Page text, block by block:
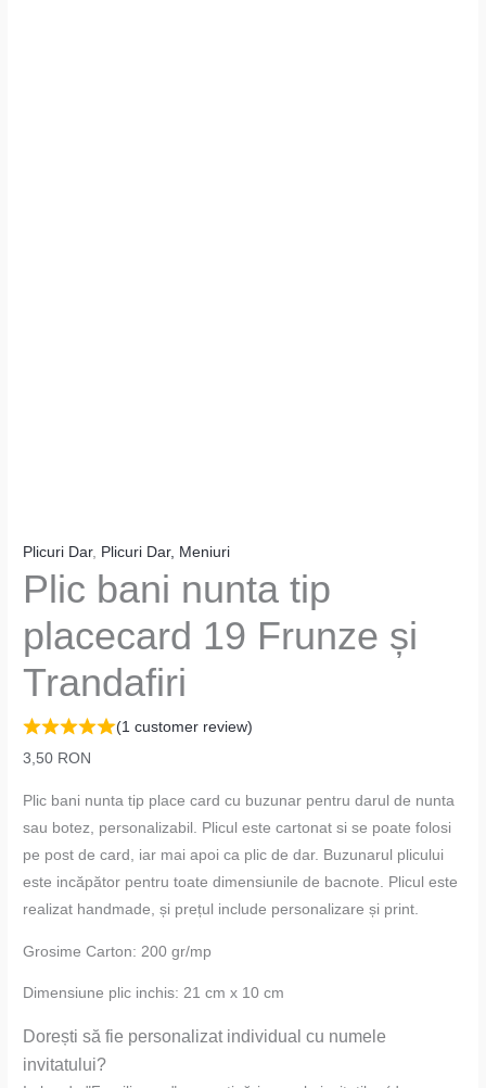
Plicuri Dar, Plicuri Dar, Meniuri
Plic bani nunta tip
placecard 19 Frunze și
Trandafiri
(1customer review)
3,50 RON
Plic bani nunta tip place card cu buzunar pentru darul de nunta
sau botez, personalizabil. Plicul este cartonat si se poate folosi
pe post de card, iar mai apoi ca plic de dar. Buzunarul plicului
este incăpător pentru toate dimensiunile de bacnote. Plicul este
realizat handmade, și prețul include personalizare și print.
Grosime Carton: 200 gr/mp
Dimensiune plic inchis: 21 cm x 10 cm
Dorești să fie personalizat individual cu numele
invitatului?